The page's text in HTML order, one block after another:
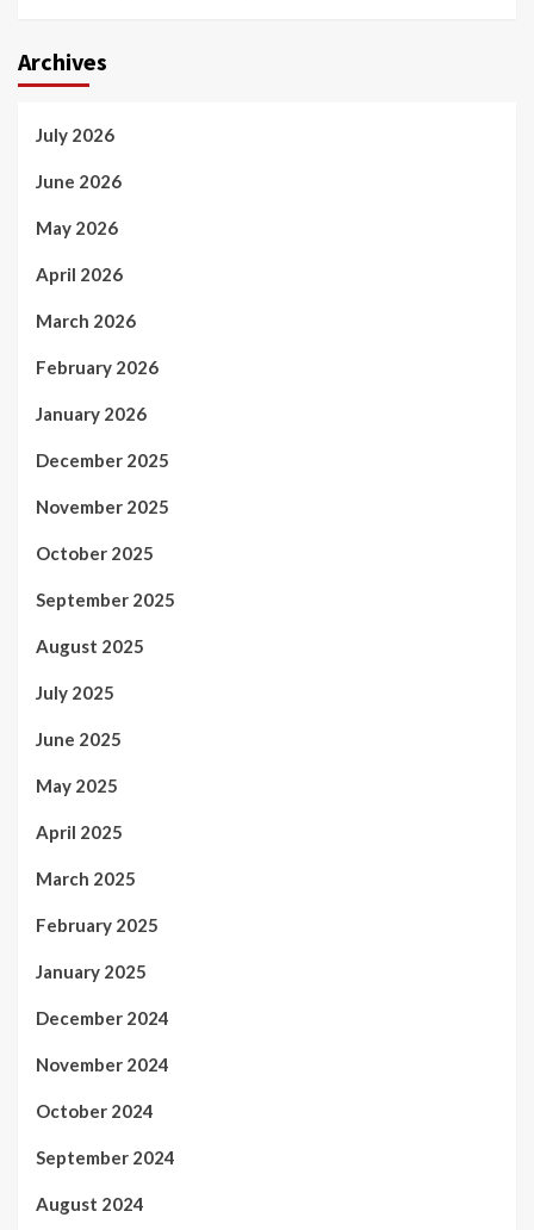
Archives
July 2026
June 2026
May 2026
April 2026
March 2026
February 2026
January 2026
December 2025
November 2025
October 2025
September 2025
August 2025
July 2025
June 2025
May 2025
April 2025
March 2025
February 2025
January 2025
December 2024
November 2024
October 2024
September 2024
August 2024